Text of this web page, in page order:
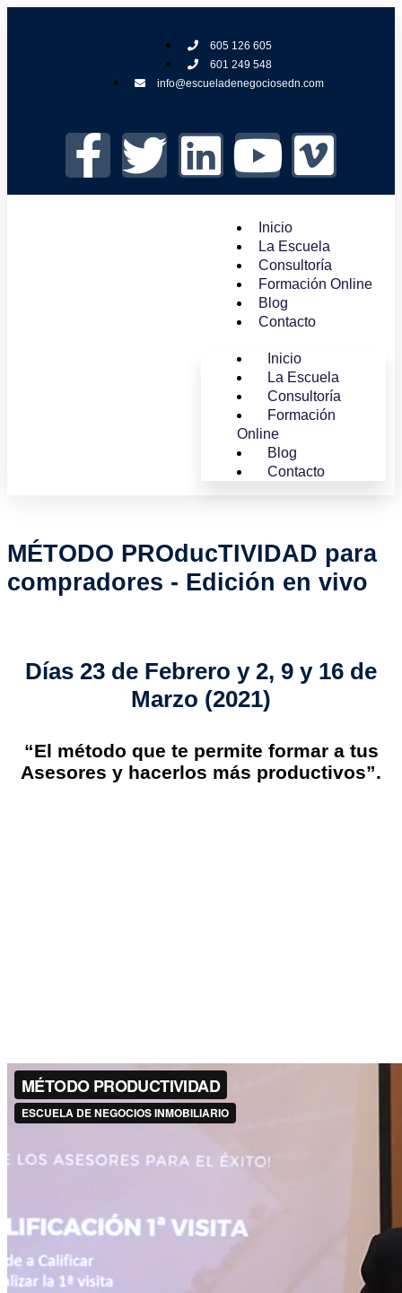
605 126 605
601 249 548
info@escueladenegociosedn.com
Inicio
La Escuela
Consultoría
Formación Online
Blog
Contacto
Inicio
La Escuela
Consultoría
Formación
Online
Blog
Contacto
MÉTODO PROducTIVIDAD para
compradores - Edición en vivo
Días 23 de Febrero y 2, 9 y 16 de
Marzo (2021)
“El método que te permite formar a tus
Asesores y hacerlos más productivos”.